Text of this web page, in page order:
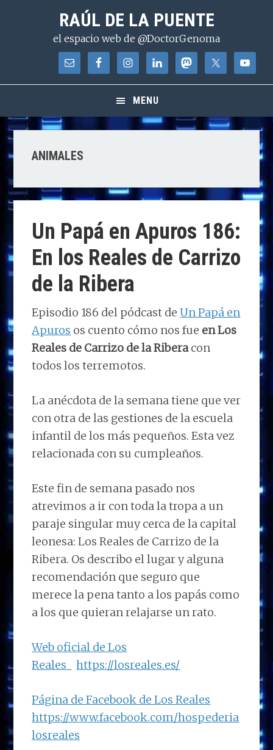
contenido
RAÚL DE LA PUENTE
el espacio web de @DoctorGenoma
MENU
ANIMALES
Un Papá en Apuros 186:
En los Reales de Carrizo
de la Ribera
Episodio 186 del pódcast deUn Papá en
Apuros os cuento cómo nos fue en Los
Reales de Carrizo de la Riberacon
todos los terremotos.
La anécdota de la semana tiene que ver
con otra de las gestiones de la escuela
infantil de los más pequeños. Esta vez
relacionada con su cumpleaños.
Este fin de semana pasado nos
atrevimos a ir con toda la tropa a un
paraje singular muy cerca de la capital
leonesa: Los Reales de Carrizo de la
Ribera. Os describo el lugar y alguna
recomendación que seguro que
merece la pena tanto a los papás como
a los que quieran relajarse un rato.
Web oficial de Los
Reales
https://losreales.es/
Página de Facebook de Los Reales
https://www.facebook.com/hospederia
losreales